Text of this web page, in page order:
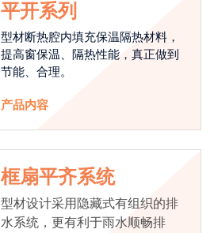
平开系列
型材断热腔内填充保温隔热材料，
提高窗保温、隔热性能，真正做到
节能、合理。
产品内容
框扇平齐系统
型材设计采用隐藏式有组织的排
水系统，更有利于雨水顺畅排